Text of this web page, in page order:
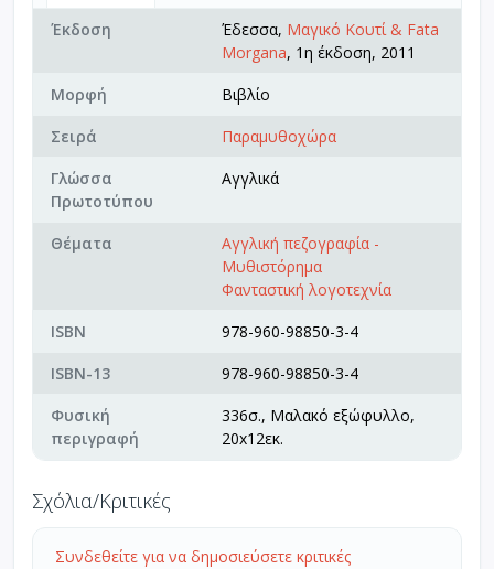
Έκδοση Έδεσσα, Μαγικό Κουτί & Fata
Morgana, 1η έκδοση, 2011
Μορφή
Βιβλίο
Σειρά
Παραμυθοχώρα
Γλώσσα
Πρωτοτύπου
Αγγλικά
Θέματα
Αγγλική πεζογραφία -
Μυθιστόρημα
Φανταστική λογοτεχνία
ISBN
978-960-98850-3-4
ISBN-13
978-960-98850-3-4
Φυσική
περιγραφή
336σ., Μαλακό εξώφυλλο,
20x12εκ.
Σχόλια/Κριτικές
Συνδεθείτε για να δημοσιεύσετε κριτικές